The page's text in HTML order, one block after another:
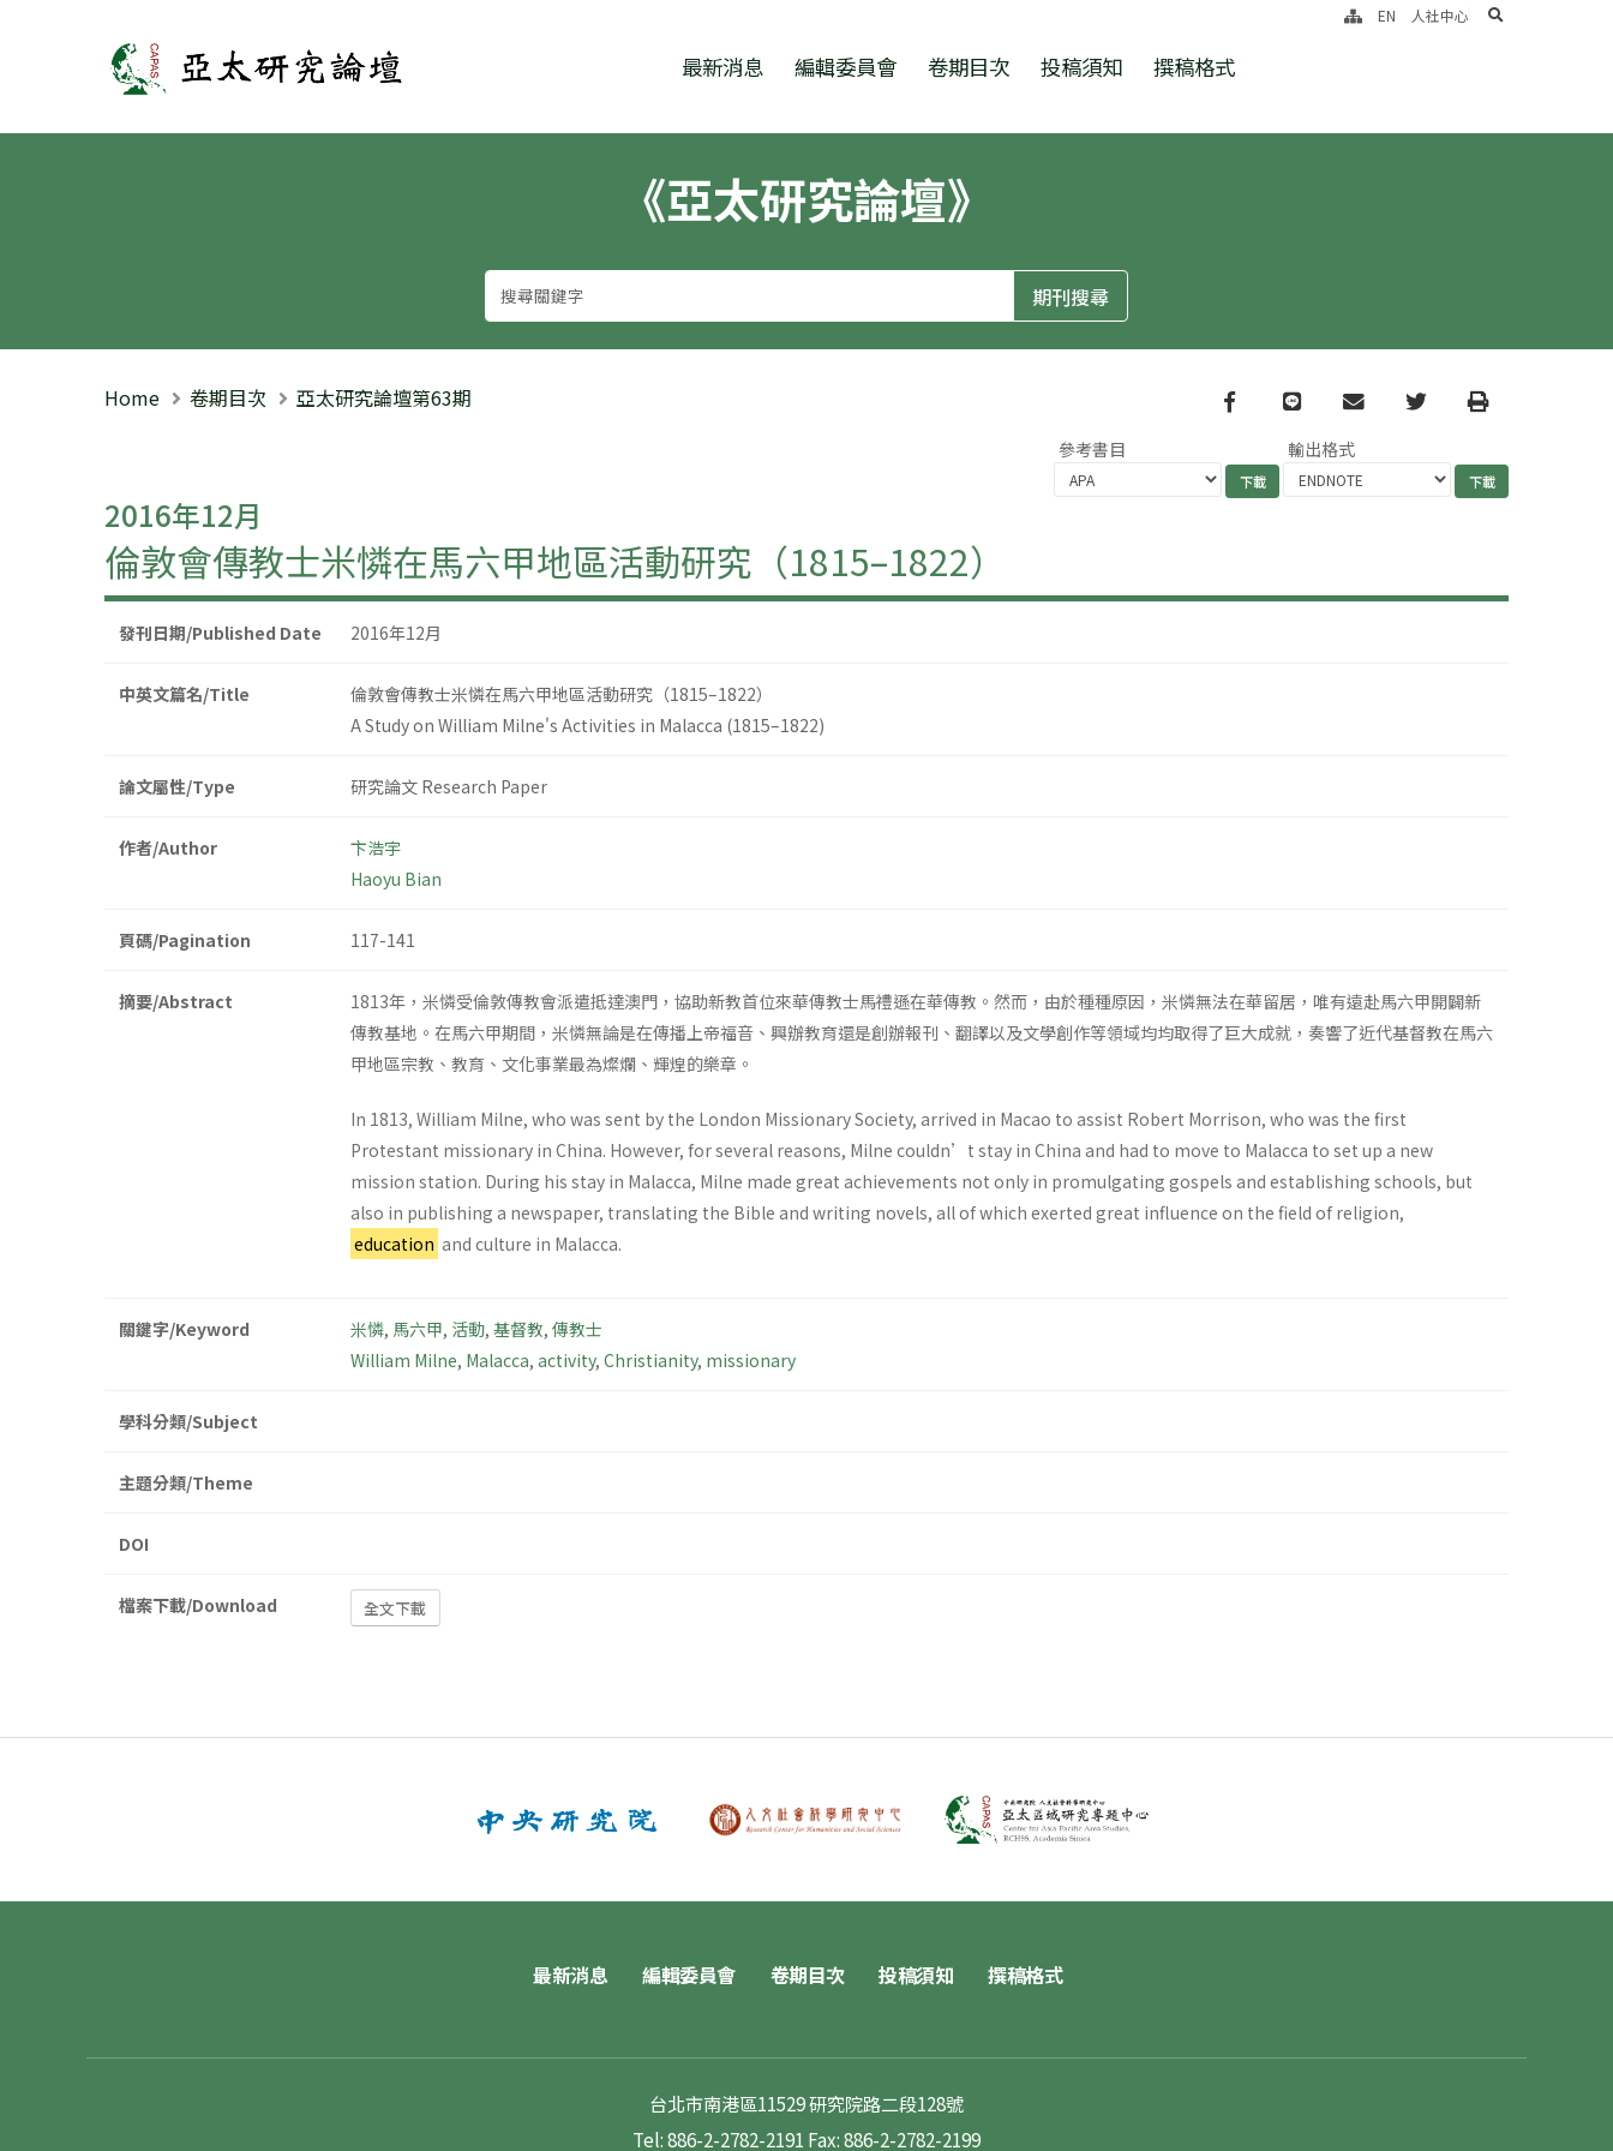
亞太研究論壇 最新消息 編輯委員會 卷期目次 投稿須知 撰稿格式
EN 人社中心 search
《亞太研究論壇》
Home 卷期目次 亞太研究論壇第63期 Facebook
line email TwitterPrint
參考書目 輸出格式
2016年12月
倫敦會傳教士米憐在馬六甲地區活動研究（1815–1822）
發刊日期/Published Date 2016年12月
中英文篇名/Title
倫敦會傳教士米憐在馬六甲地區活動研究（1815–1822）
A Study on William Milne's Activities in Malacca (1815–1822)
論文屬性/Type 研究論文 Research Paper
作者/Author
卞浩宇
Haoyu Bian
頁碼/Pagination 117-141
摘要/Abstract
1813年，米憐受倫敦傳教會派遣抵達澳門，協助新教首位來華傳教士馬禮遜在華傳教。然而，由於種種原因，米憐無法在華留居，唯有遠赴馬六甲開闢新
傳教基地。在馬六甲期間，米憐無論是在傳播上帝福音、興辦教育還是創辦報刊、翻譯以及文學創作等領域均均取得了巨大成就，奏響了近代基督教在馬六
甲地區宗教、教育、文化事業最為燦爛、輝煌的樂章。
In 1813, William Milne, who was sent by the London Missionary Society, arrived in Macao to assist Robert Morrison, who was the first
Protestant missionary in China. However, for several reasons, Milne couldn’t stay in China and had to move to Malacca to set up a new
mission station. During his stay in Malacca, Milne made great achievements not only in promulgating gospels and establishing schools, but
also in publishing a newspaper, translating the Bible and writing novels, all of which exerted great influence on the field of religion,
education and culture in Malacca.
關鍵字/Keyword 米憐, 馬六甲, 活動, 基督教, 傳教士
William Milne, Malacca, activity, Christianity, missionary
學科分類/Subject
主題分類/Theme
DOI
檔案下載/Download 全文下載
最新消息 編輯委員會 卷期目次 投稿須知 撰稿格式
台北市南港區11529 研究院路二段128號
Tel: 886-2-2782-2191 Fax: 886-2-2782-2199